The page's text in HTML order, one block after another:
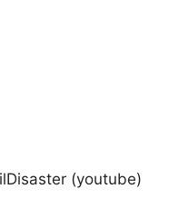
(youtube)